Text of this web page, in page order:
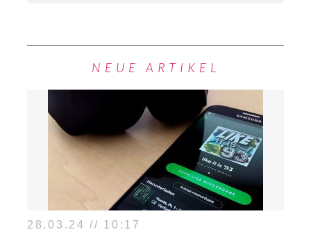
NEUE ARTIKEL
28.03.24 // 10:17